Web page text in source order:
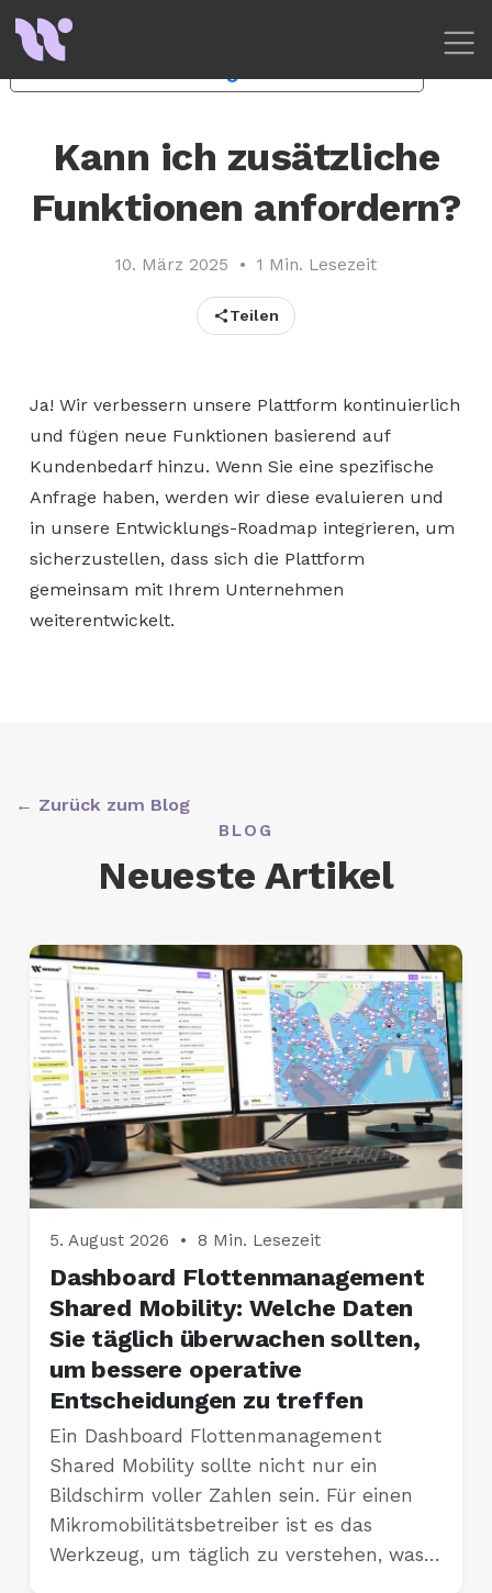
Kann ich zusätzliche
Funktionen anfordern?
10. März 2025 • 1 Min. Lesezeit
Teilen
Ja! Wir verbessern unsere Plattform kontinuierlich
und fügen neue Funktionen basierend auf
Kundenbedarf hinzu. Wenn Sie eine spezifische
Anfrage haben, werden wir diese evaluieren und
in unsere Entwicklungs-Roadmap integrieren, um
sicherzustellen, dass sich die Plattform
gemeinsam mit Ihrem Unternehmen
weiterentwickelt.
← Zurück zum Blog
BLOG
Neueste Artikel
5. August 2026 • 8 Min. Lesezeit
Dashboard Flottenmanagement
Shared Mobility: Welche Daten
Sie täglich überwachen sollten,
um bessere operative
Entscheidungen zu treffen
Ein Dashboard Flottenmanagement
Shared Mobility sollte nicht nur ein
Bildschirm voller Zahlen sein. Für einen
Mikromobilitätsbetreiber ist es das
Werkzeug, um täglich zu verstehen, was…